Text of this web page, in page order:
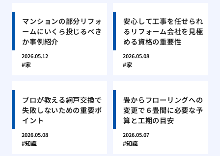
マンションの部分リフォ
ームにいくら投じるべき
か事例紹介
2026.05.12
家
安心して工事を任せられ
るリフォーム会社を見極
める資格の重要性
2026.05.08
家
プロが教える網戸交換で
失敗しないための重要ポ
イント
2026.05.08
知識
畳からフローリングへの
変更で６畳間に必要な予
算と工期の目安
2026.05.07
知識